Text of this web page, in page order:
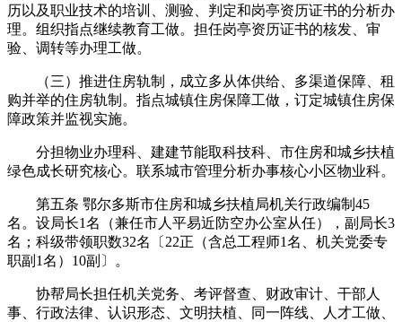
历以及职业技术的培训、测验、判定和岗亭资历证书的分析办
理。组织指点继续教育工做。担任岗亭资历证书的核发、审
验、调转等办理工做。
（三）推进住房轨制，成立多从体供给、多渠道保障、租
购并举的住房轨制。指点城镇住房保障工做，订定城镇住房保
障政策并监视实施。
分担物业办理科、建建节能取科技科、市住房和城乡扶植
绿色成长研究核心。联系城市管理分析办事核心小区物业科。
第五条 鄂尔多斯市住房和城乡扶植局机关行政编制45
名。设局长1名（兼任市人平易近防空办公室从任），副局长3
名；科级带领职数32名〔22正（含总工程师1名、机关党委专
职副1名）10副〕。
协帮局长担任机关党务、考评督查、财政审计、干部人
事、行政法律、认识形态、文明扶植、同一阵线、人才工做、